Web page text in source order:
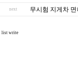
next 무시험 지게차
list write